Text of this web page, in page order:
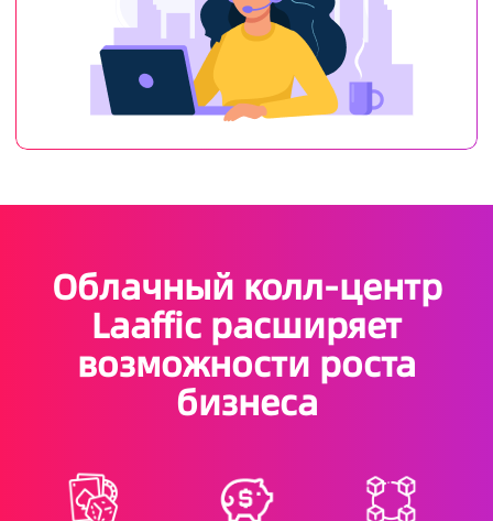
Облачный колл-центр
Laaffic расширяет
возможности роста
бизнеса